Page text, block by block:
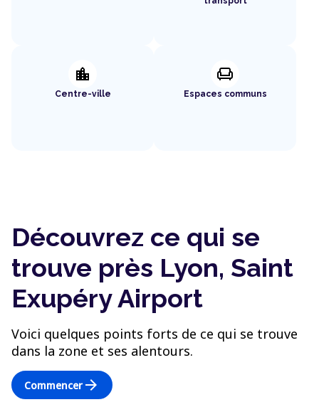
location_city
Centre-ville
chair
Espaces communs
Découvrez ce qui se
trouve près Lyon, Saint
Exupéry Airport
Voici quelques points forts de ce qui se trouve
dans la zone et ses alentours.
Commencerarrow_forward